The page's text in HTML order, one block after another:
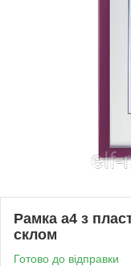
Рамка а4 з
склом
Готово до відправки